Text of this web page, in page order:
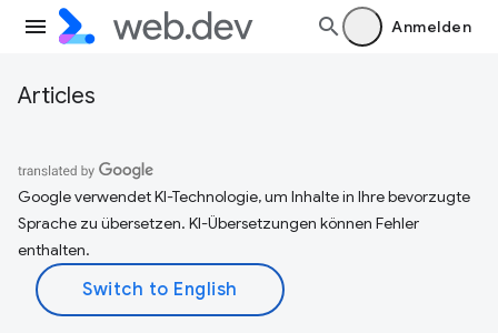
Anmelden
Articles
Google verwendet KI-Technologie, um Inhalte in Ihre bevorzugte
Sprache zu übersetzen. KI-Übersetzungen können Fehler
enthalten.